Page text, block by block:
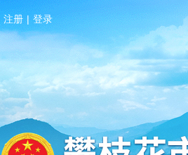
注册 | 登录